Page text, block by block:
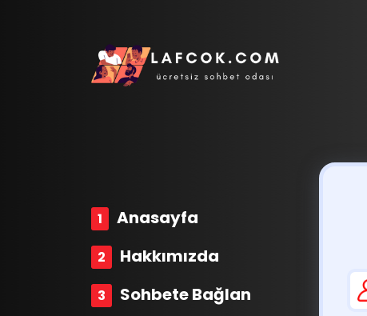
Anasayfa
Hakkımızda
Sohbete Bağlan